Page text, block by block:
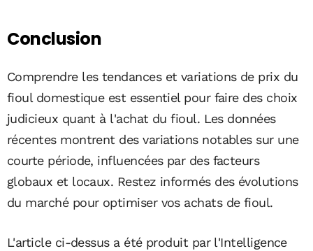
Conclusion
Comprendre les tendances et variations de prix du
fioul domestique est essentiel pour faire des choix
judicieux quant à l'achat du fioul. Les données
récentes montrent des variations notables sur une
courte période, influencées par des facteurs
globaux et locaux. Restez informés des évolutions
du marché pour optimiser vos achats de fioul.
L'article ci-dessus a été produit par l'Intelligence